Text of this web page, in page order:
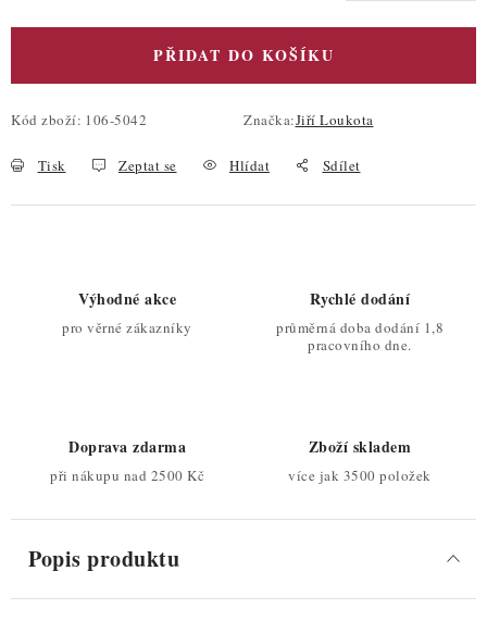
PŘIDAT DO KOŠÍKU
Kód zboží: 106-5042 Značka:Jiří Loukota
Tisk Zeptat se Hlídat Sdílet
Výhodné akce
pro věrné zákazníky
Rychlé dodání
průměrná doba dodání 1,8
pracovního dne.
Doprava zdarma
při nákupu nad 2500 Kč
Zboží skladem
více jak 3500 položek
Popis produktu